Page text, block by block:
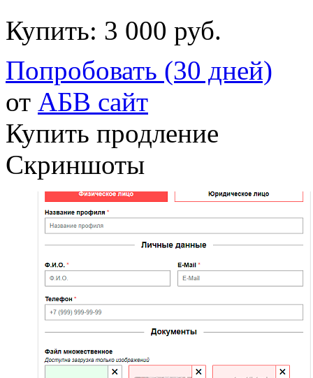
Купить: 3 000 руб.
Попробовать (30 дней)
от АБВ сайт
Купить продление
Скриншоты